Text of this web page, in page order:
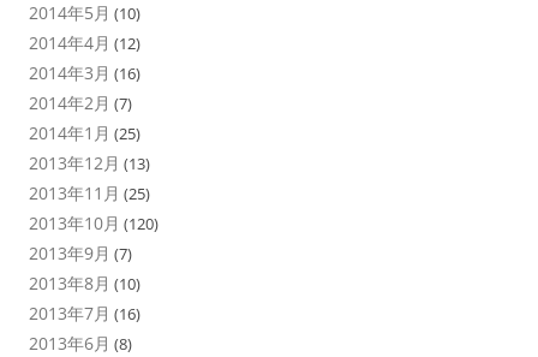
2014年5月 (10)
2014年4月 (12)
2014年3月 (16)
2014年2月 (7)
2014年1月 (25)
2013年12月 (13)
2013年11月 (25)
2013年10月 (120)
2013年9月 (7)
2013年8月 (10)
2013年7月 (16)
2013年6月 (8)